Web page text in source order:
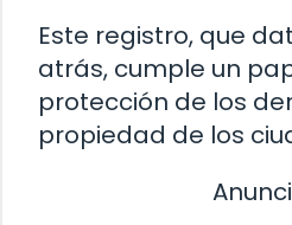
Este registro, que
atrás, cumple un
protección de los
propiedad de los